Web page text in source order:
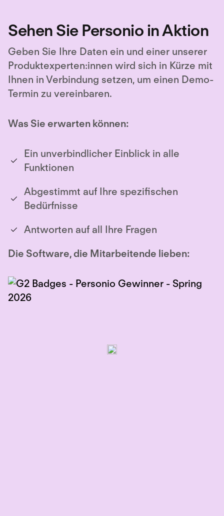
Sehen Sie Personio in Aktion
Geben Sie Ihre Daten ein und einer unserer
Produktexperten:innen wird sich in Kürze mit
Ihnen in Verbindung setzen, um einen Demo-
Termin zu vereinbaren.
Was Sie erwarten können:
Ein unverbindlicher Einblick in alle
Funktionen
Abgestimmt auf Ihre spezifischen
Bedürfnisse
Antworten auf all Ihre Fragen
Die Software, die Mitarbeitende lieben: